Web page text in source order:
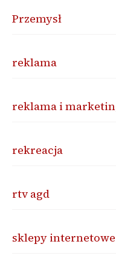
Przemysł
reklama
reklama i
rekreacja
rtv agd
sklepy internetowe